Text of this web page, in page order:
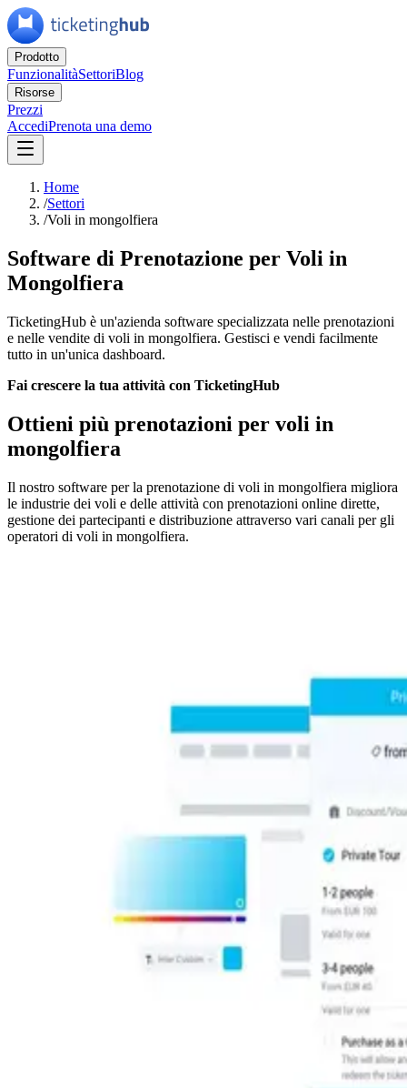
Prodotto
FunzionalitàSettoriBlog
Risorse
Prezzi
AccediPrenota una demo
Home
/Settori
/Voli in mongolfiera
Software di Prenotazione per Voli in
Mongolfiera
TicketingHub è un'azienda software specializzata nelle prenotazioni
e nelle vendite di voli in mongolfiera. Gestisci e vendi facilmente
tutto in un'unica dashboard.
Fai crescere la tua attività con TicketingHub
Ottieni più prenotazioni per voli in
mongolfiera
Il nostro software per la prenotazione di voli in mongolfiera migliora
le industrie dei voli e delle attività con prenotazioni online dirette,
gestione dei partecipanti e distribuzione attraverso vari canali per gli
operatori di voli in mongolfiera.